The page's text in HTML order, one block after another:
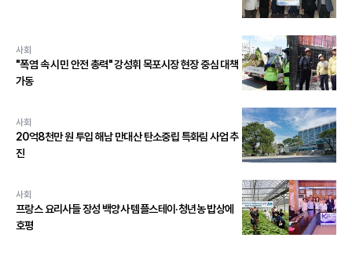
사회
"폭염 속 시민 안전 총력" 강성휘 목포시장 현장 중심 대책
가동
사회
20억8천만 원 투입 해남 만대산 탄소중립 특화림 사업 추
진
사회
프랑스 요리사들 장성 백양사 템플스테이·청년농 밥상에
호평